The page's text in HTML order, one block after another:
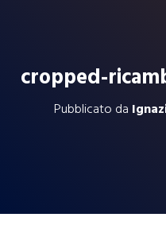
cropped-
Pubblicato da